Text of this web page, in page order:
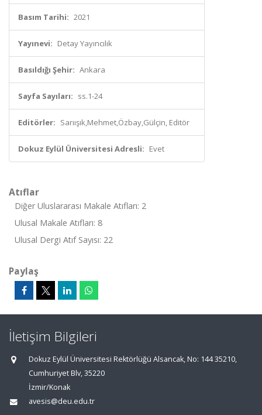
Basım Tarihi: 2021
Yayınevi: Detay Yayıncılık
Basıldığı Şehir: Ankara
Sayfa Sayıları: ss.1-24
Editörler: Sarıışık,Mehmet,Özbay,Gülçin, Editör
Dokuz Eylül Üniversitesi Adresli: Evet
Atıflar
Diğer Uluslararası Makale Atıfları: 2
Ulusal Makale Atıfları: 8
Ulusal Dergi Atıf Sayısı: 22
Paylaş
İletişim Bilgileri
Dokuz Eylül Üniversitesi Rektörlüğü Alsancak, No: 144 35210,
Cumhuriyet Blv, 35220
İzmir/Konak
avesis@deu.edu.tr